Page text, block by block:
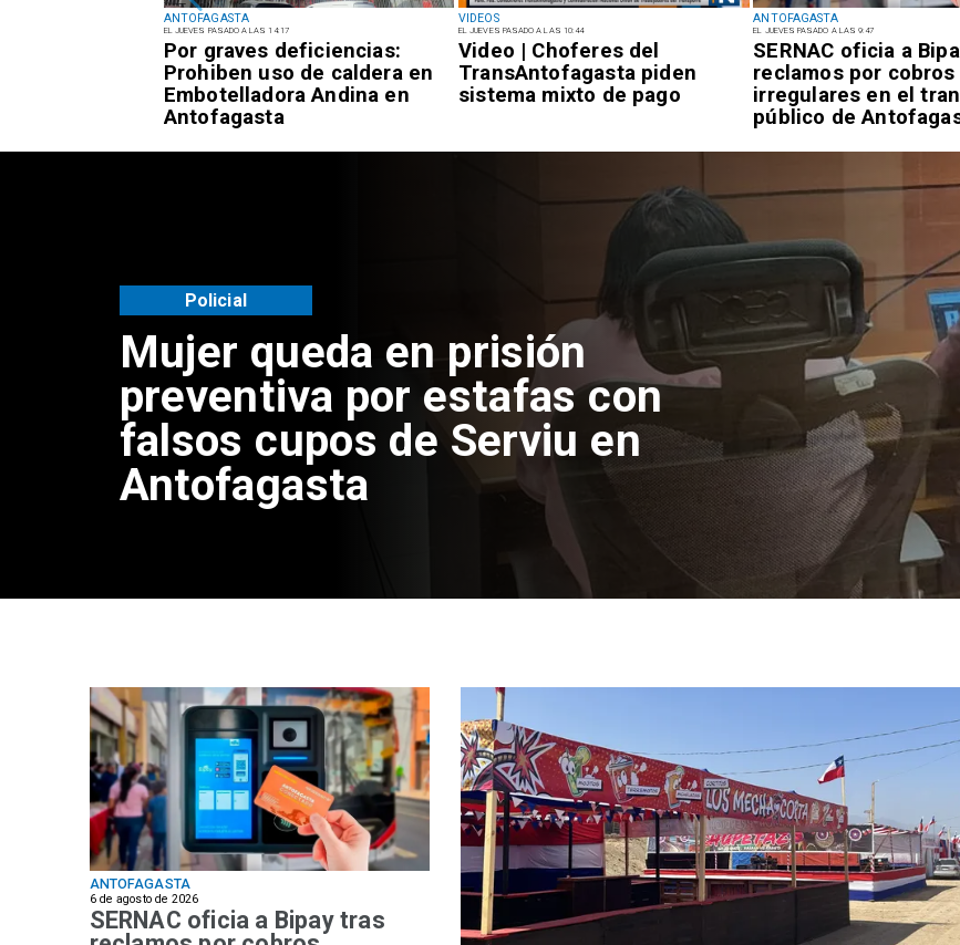
ANTOFAGASTA
EL JUEVES PASADO A LAS 14:17
Por graves deficiencias:
Prohiben uso de caldera en
Embotelladora Andina en
Antofagasta
VIDEOS
EL JUEVES PASADO A LAS 10:44
Video | Choferes del
TransAntofagasta piden
sistema mixto de pago
ANTOFAGASTA
EL JUEVES PASADO A LAS 9:47
SERNAC oficia a
reclamos por cobros
irregulares en el
público de
Mujer queda en prisión
preventiva por estafas con
falsos cupos de Serviu en
Antofagasta
Policial
ANTOFAGASTA
6 de agosto de 2026
SERNAC oficia a Bipay tras